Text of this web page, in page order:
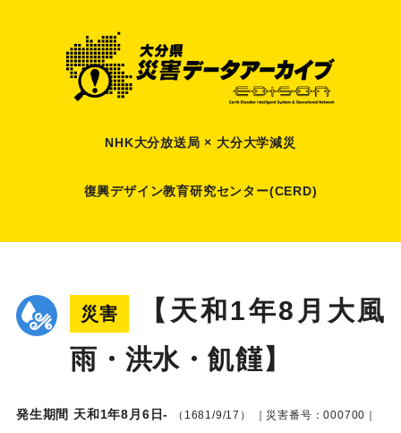
NHK大分放送局 × 大分大学減災
復興デザイン教育研究センター(CERD)
災害
【天和1年8月大風
雨・洪水・飢饉】
発生期間 天和1年8月6日- （1681/9/17）
｜災害番号：000700｜